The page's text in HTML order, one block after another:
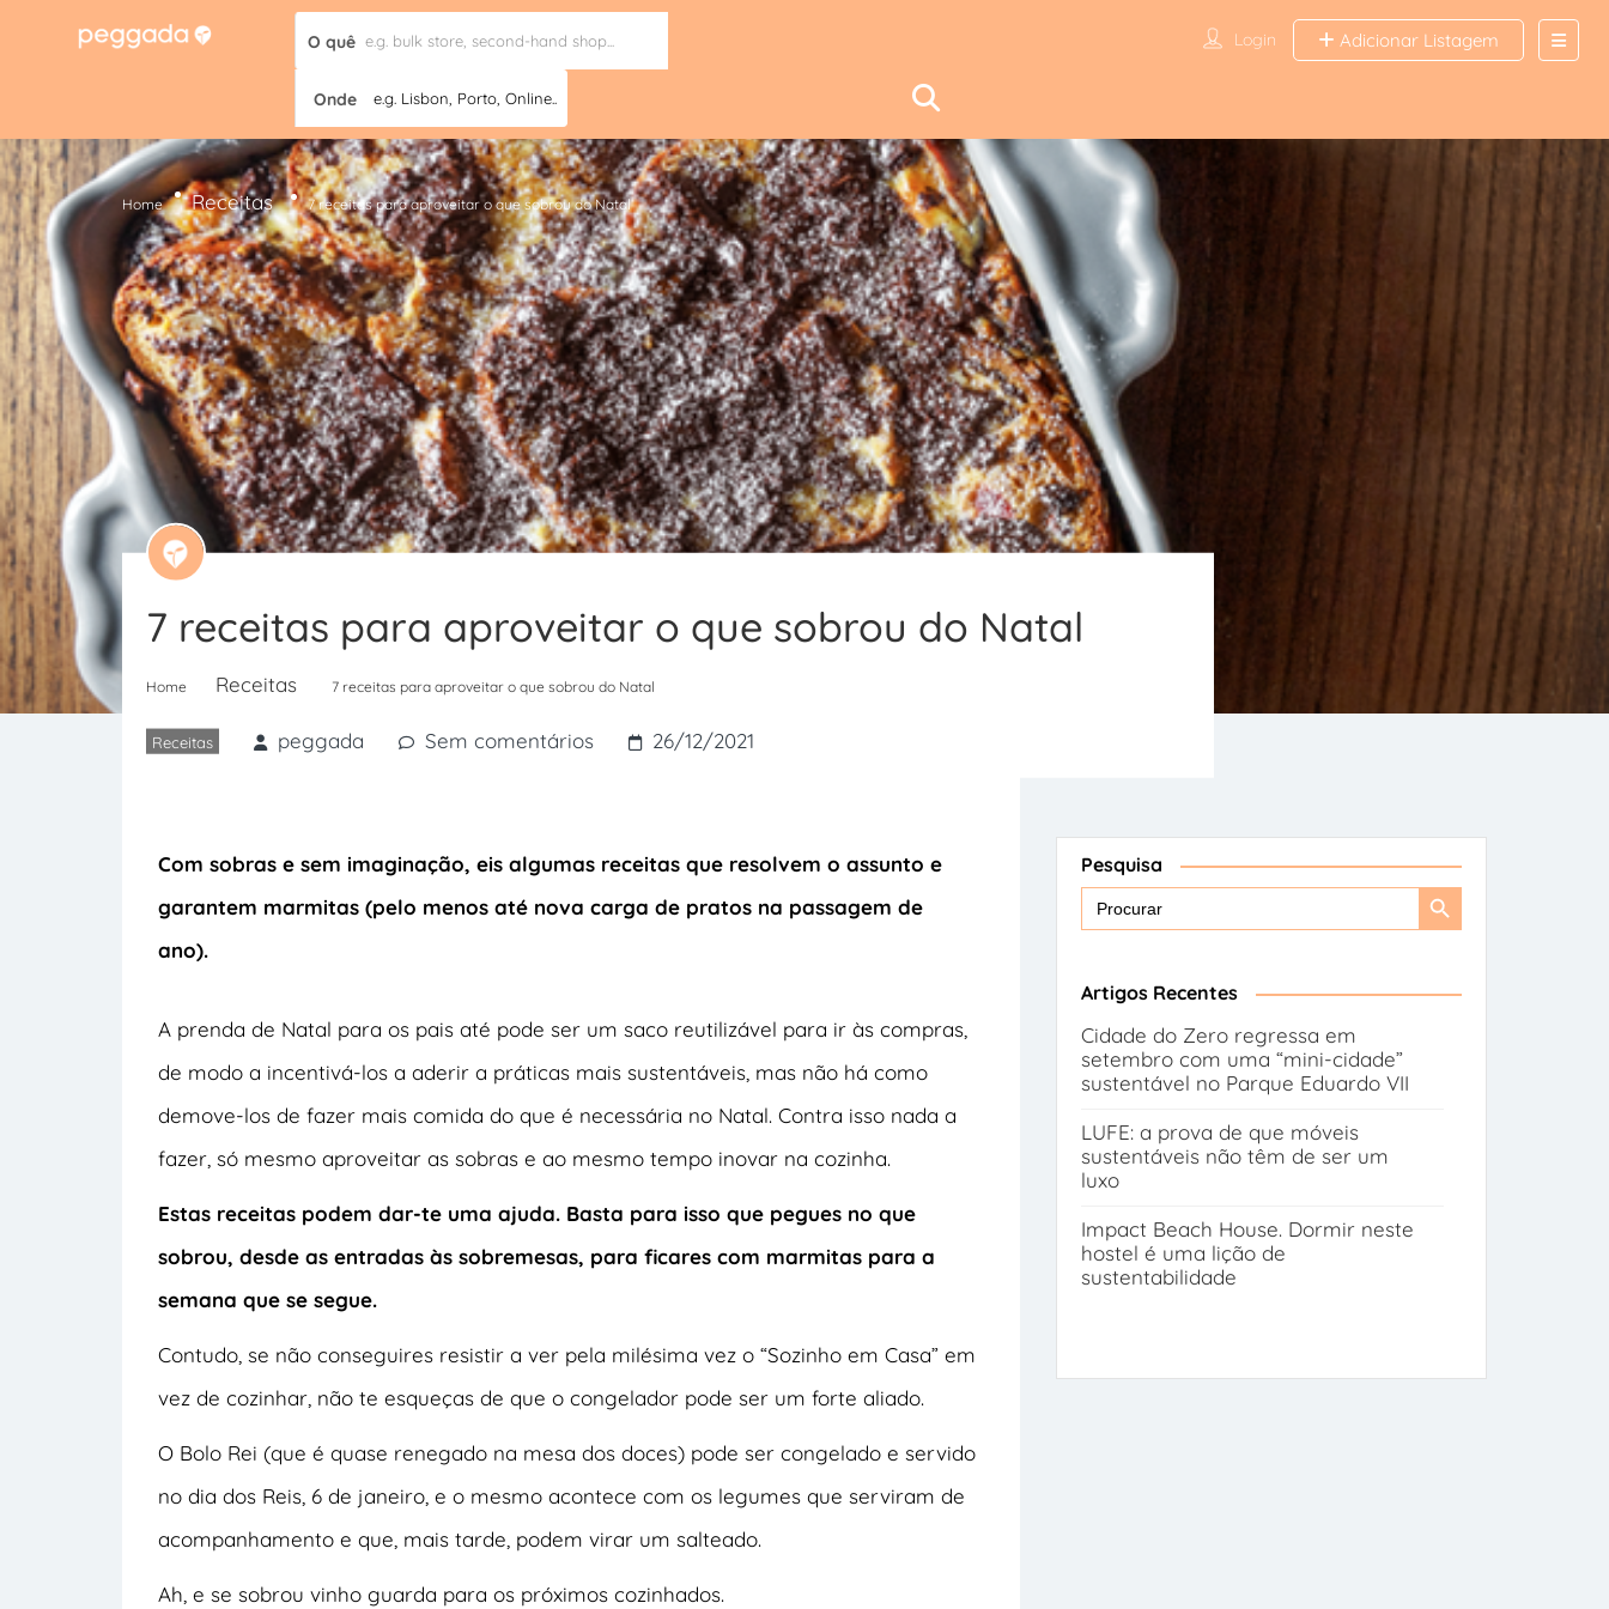
O quê
Onde e.g. Lisbon, Porto, Online..
Login Adicionar Listagem
Home Receitas 7 receitas para aproveitar o que sobrou do Natal
7 receitas para aproveitar o que sobrou do Natal
Home Receitas 7 receitas para aproveitar o que sobrou do Natal
Receitas peggada Sem comentários 26/12/2021
Com sobras e sem imaginação, eis algumas receitas que resolvem o assunto e
garantem marmitas (pelo menos até nova carga de pratos na passagem de
ano).
A prenda de Natal para os pais até pode ser um saco reutilizável para ir às compras,
de modo a incentivá-los a aderir a práticas mais sustentáveis, mas não há como
demove-los de fazer mais comida do que é necessária no Natal. Contra isso nada a
fazer, só mesmo aproveitar as sobras e ao mesmo tempo inovar na cozinha.
Estas receitas podem dar-te uma ajuda. Basta para isso que pegues no que
sobrou, desde as entradas às sobremesas, para ficares com marmitas para a
semana que se segue.
Contudo, se não conseguires resistir a ver pela milésima vez o “Sozinho em Casa” em
vez de cozinhar, não te esqueças de que o congelador pode ser um forte aliado.
O Bolo Rei (que é quase renegado na mesa dos doces) pode ser congelado e servido
no dia dos Reis, 6 de janeiro, e o mesmo acontece com os legumes que serviram de
acompanhamento e que, mais tarde, podem virar um salteado.
Ah, e se sobrou vinho guarda para os próximos cozinhados.
Pesquisa
Search
Search
Artigos Recentes
Cidade do Zero regressa em
setembro com uma “mini-cidade”
sustentável no Parque Eduardo VII
LUFE: a prova de que móveis
sustentáveis não têm de ser um
luxo
Impact Beach House. Dormir neste
hostel é uma lição de
sustentabilidade